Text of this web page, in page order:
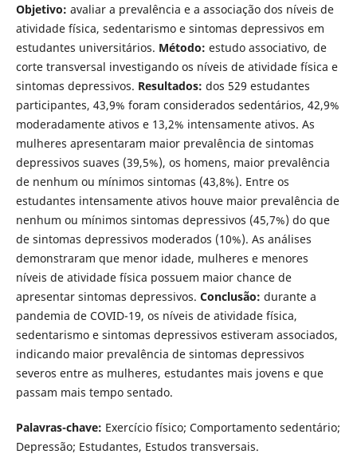
Objetivo: avaliar a prevalência e a associação dos níveis de
atividade física, sedentarismo e sintomas depressivos em
estudantes universitários. Método: estudo associativo, de
corte transversal investigando os níveis de atividade física e
sintomas depressivos. Resultados: dos 529 estudantes
participantes, 43,9% foram considerados sedentários, 42,9%
moderadamente ativos e 13,2% intensamente ativos. As
mulheres apresentaram maior prevalência de sintomas
depressivos suaves (39,5%), os homens, maior prevalência
de nenhum ou mínimos sintomas (43,8%). Entre os
estudantes intensamente ativos houve maior prevalência de
nenhum ou mínimos sintomas depressivos (45,7%) do que
de sintomas depressivos moderados (10%). As análises
demonstraram que menor idade, mulheres e menores
níveis de atividade física possuem maior chance de
apresentar sintomas depressivos. Conclusão: durante a
pandemia de COVID-19, os níveis de atividade física,
sedentarismo e sintomas depressivos estiveram associados,
indicando maior prevalência de sintomas depressivos
severos entre as mulheres, estudantes mais jovens e que
passam mais tempo sentado.
Palavras-chave: Exercício físico; Comportamento sedentário;
Depressão; Estudantes, Estudos transversais.